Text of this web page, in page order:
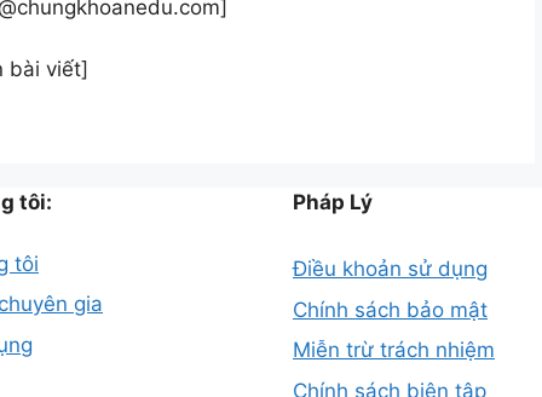
bài viết]
tôi:
tôi
gia
Pháp Lý
Điều khoản sử dụng
Chính sách bảo mật
Miễn trừ trách nhiệm
Chính sách biên tập